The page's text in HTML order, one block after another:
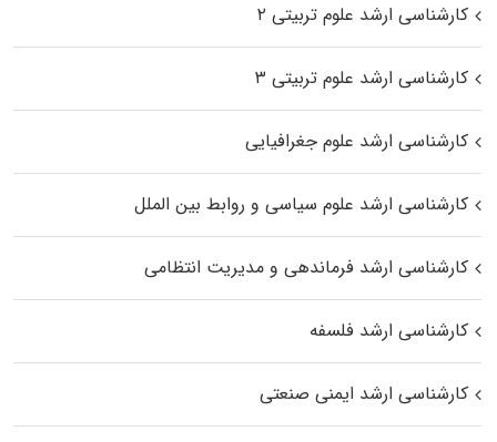
کارشناسی ارشد علوم تربیتی ۲
کارشناسی ارشد علوم تربیتی ۳
کارشناسی ارشد علوم جغرافیایی
کارشناسی ارشد علوم سیاسی و روابط بین الملل
کارشناسی ارشد فرماندهی و مدیریت انتظامی
کارشناسی ارشد فلسفه
کارشناسی ارشد ایمنی صنعتی